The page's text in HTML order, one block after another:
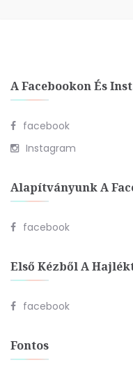
A Facebookon És
facebook
Instagram
Alapítványunk A
facebook
Első Kézből A
facebook
Fontos